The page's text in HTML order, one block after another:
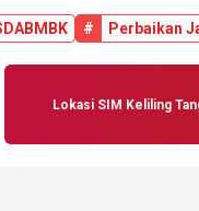
# Perbaikan
Lokasi SIM Keliling